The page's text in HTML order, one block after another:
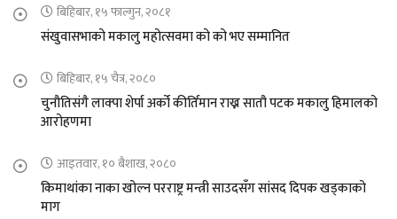
बिहिबार, १५ फाल्गुन, २०८१
संखुवासभाको मकालु महोत्सवमा को को भए सम्मानित
बिहिबार, १५ चैत्र, २०८०
चुनौतिसंगै लाक्पा शेर्पा अर्को कीर्तिमान राख्न सातौ पटक मकालु हिमालको
आरोहणमा
आइतवार, १० बैशाख, २०८०
किमाथांका नाका खोल्न परराष्ट्र मन्त्री साउदसँग सांसद दिपक खड्काको
माग